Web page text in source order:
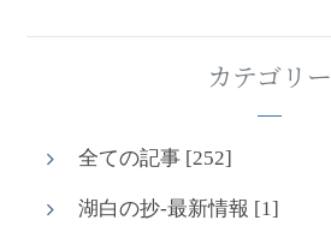
カテゴリー
全ての記事 [252]
湖白の抄‐最新情報 [1]